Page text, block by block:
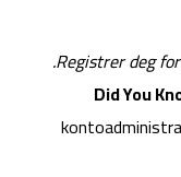
Registrer deg
Did You